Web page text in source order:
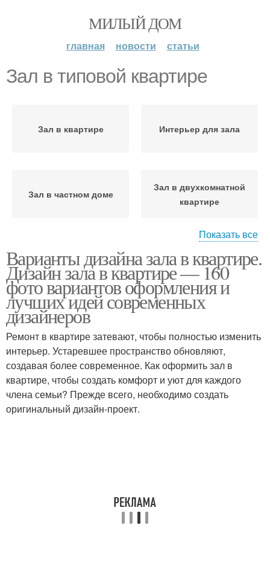
МИЛЫЙ ДОМ
главная новости статьи
Зал в типовой квартире
Зал в квартире Интерьер для зала
Зал в частном доме
Зал в двухкомнатной
квартире
Просторный зал Интерьер в квартире
Материалы для зала
Показать все
Варианты дизайна зала в квартире.
Дизайн зала в квартире — 160
фото вариантов оформления и
лучших идей современных
дизайнеров
Ремонт в квартире затевают, чтобы полностью изменить
интерьер. Устаревшее пространство обновляют,
создавая более современное. Как оформить зал в
квартире, чтобы создать комфорт и уют для каждого
члена семьи? Прежде всего, необходимо создать
оригинальный дизайн-проект.